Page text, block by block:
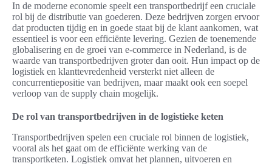
In de moderne economie speelt een transportbedrijf een cruciale
rol bij de distributie van goederen. Deze bedrijven zorgen ervoor
dat producten tijdig en in goede staat bij de klant aankomen, wat
essentieel is voor een efficiënte levering. Gezien de toenemende
globalisering en de groei van e-commerce in Nederland, is de
waarde van transportbedrijven groter dan ooit. Hun impact op de
logistiek en klanttevredenheid versterkt niet alleen de
concurrentiepositie van bedrijven, maar maakt ook een soepel
verloop van de supply chain mogelijk.
De rol van transportbedrijven in de logistieke keten
Transportbedrijven spelen een cruciale rol binnen de logistiek,
vooral als het gaat om de efficiënte werking van de
transportketen. Logistiek omvat het plannen, uitvoeren en